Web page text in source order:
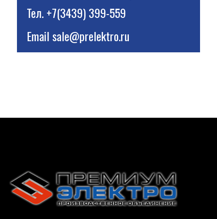
Тел.+7(3439) 399-559
Emailsale@prelektro.ru